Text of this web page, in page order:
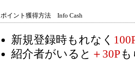
ポイント獲得方法 Info Cash
新規登録時もれなく
紹介者がいると ＋30P